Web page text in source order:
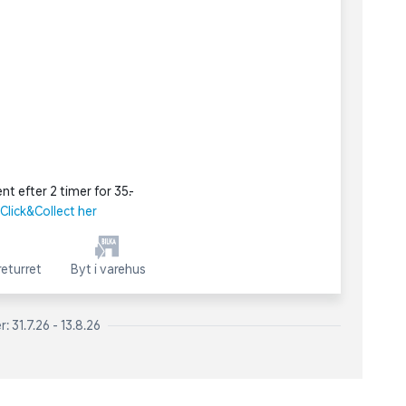
efter 2 timer for 35,-
her
Byt i varehus
- 13.8.26